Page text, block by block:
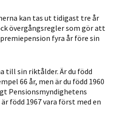
kan tas ut tidigast tre år
övergångsregler som gör att
fyra år före sin
till sin riktålder. Är du född
66 år, men är du född 1960
Pensionsmyndighetens
född 1967 vara först med en
att hemsidan
över huvud
taget ska
Statistik
För att vi ska
kunna